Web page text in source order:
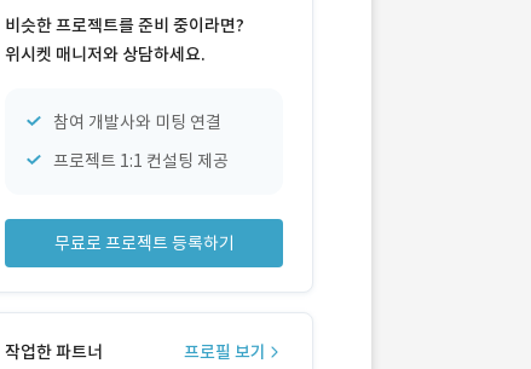
‘이런 거’ 만들어본
개발 회사 있어?
비슷한 프로젝트를 준비 중이라면?
위시켓 매니저와 상담하세요.
참여 개발사와 미팅 연결
프로젝트 1:1 컨설팅 제공
무료로 프로젝트 등록하기
작업한 파트너 프로필 보기